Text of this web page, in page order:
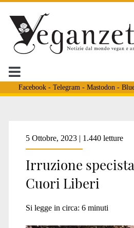
Facebook- Telegram - Mastodon -
Tag:
<span>maiali
cuori
5 Ottobre, 2023 | 1.440 letture
Irruzione
Cuori Liberi
Si legge in circa: 6 minuti